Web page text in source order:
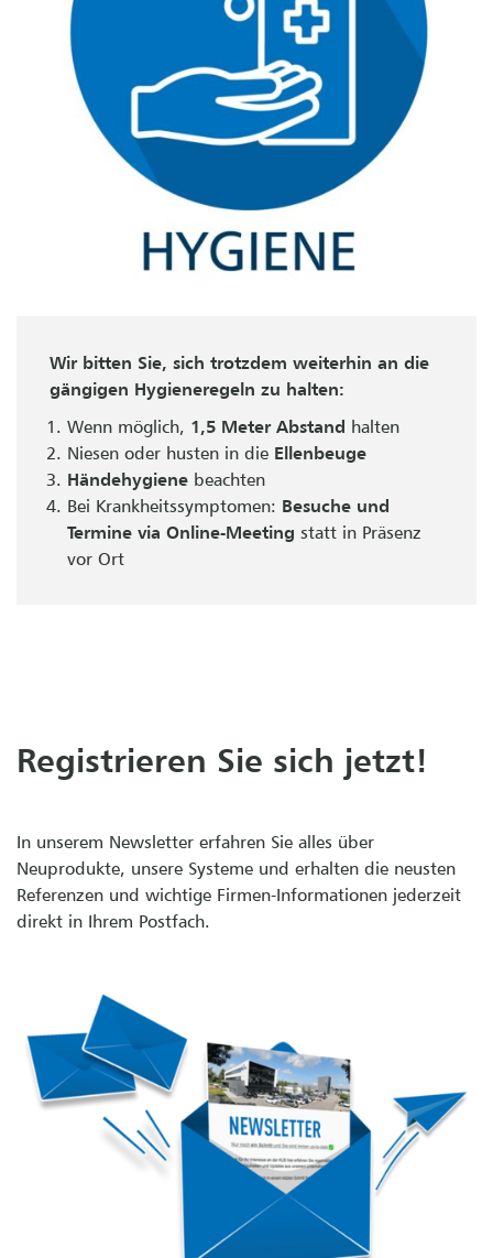
Wir bitten Sie, sich trotzdem weiterhin an die
gängigen Hygieneregeln zu halten:
Wenn möglich, 1,5 Meter Abstand halten
Niesen oder husten in die Ellenbeuge
Händehygiene beachten
Bei Krankheitssymptomen: Besuche und
Termine via Online-Meeting statt in Präsenz
vor Ort
Registrieren Sie sich jetzt!
In unserem Newsletter erfahren Sie alles über
Neuprodukte, unsere Systeme und erhalten die neusten
Referenzen und wichtige Firmen-Informationen jederzeit
direkt in Ihrem Postfach.